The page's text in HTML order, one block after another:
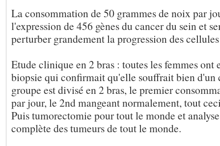
La consommation de 50 grammes de noix par
l'expression de 456 gènes du cancer du sein et
perturber grandement la progression des
Etude clinique en 2 bras : toutes les femmes ont
biopsie qui confirmait qu'elle souffrait bien d'un
groupe est divisé en 2 bras, le premier
par jour, le 2nd mangeant normalement, tout
Puis tumorectomie pour tout le monde et
complète des tumeurs de tout le monde.